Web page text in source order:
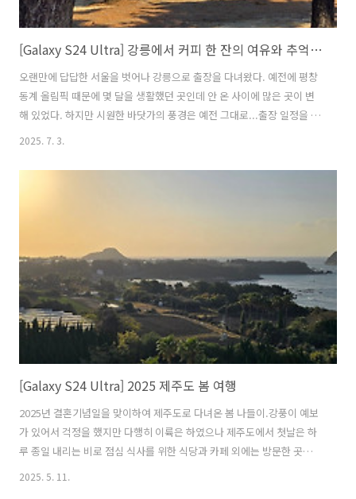
[Galaxy S24 Ultra] 강릉에서 커피 한 잔의 여유와 추억을 담다
오랜만에 답답한 서울을 벗어나 강릉으로 출장을 다녀왔다. 예전에 평창
동계 올림픽 때문에 몇 달을 생활했던 곳인데 안 온 사이에 많은 곳이 변
해 있었다. 하지만 시원한 바닷가의 풍경은 예전 그대로...출장 일정을 모
두 마치고 바다도 보고 커피도 마시면서 여유를 즐기는 힐링의 시간을 가
은 역시 언제 와도 좋은 곳인 것 같다. 맛있는 커피도 마시고, 예쁜 바다도
너무 좋았어. 돗자리 펴고 앉아서 파도 소리 들으면서 삼겹..
2025. 7. 3.
[Galaxy S24 Ultra] 2025 제주도 봄 여행
2025년 결혼기념일을 맞이하여 제주도로 다녀온 봄 나들이.강풍이 예보
가 있어서 걱정을 했지만 다행히 이륙은 하였으나 제주도에서 첫날은 하
루 종일 내리는 비로 점심 식사를 위한 식당과 카페 외에는 방문한 곳이
없었다.저녁은 호텔 방에서 치킨을 시켜 간단한 치맥으로 마무리.둘째날
2025. 5. 11.